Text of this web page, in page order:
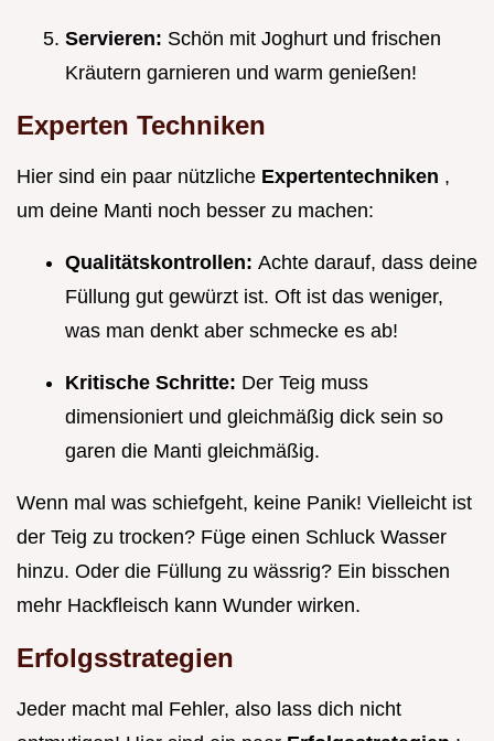
Servieren: Schön mit Joghurt und frischen
Kräutern garnieren und warm genießen!
Experten Techniken
Hier sind ein paar nützliche Expertentechniken ,
um deine Manti noch besser zu machen:
Qualitätskontrollen: Achte darauf, dass deine
Füllung gut gewürzt ist. Oft ist das weniger,
was man denkt aber schmecke es ab!
Kritische Schritte: Der Teig muss
dimensioniert und gleichmäßig dick sein so
garen die Manti gleichmäßig.
Wenn mal was schiefgeht, keine Panik! Vielleicht ist
der Teig zu trocken? Füge einen Schluck Wasser
hinzu. Oder die Füllung zu wässrig? Ein bisschen
mehr Hackfleisch kann Wunder wirken.
Erfolgsstrategien
Jeder macht mal Fehler, also lass dich nicht